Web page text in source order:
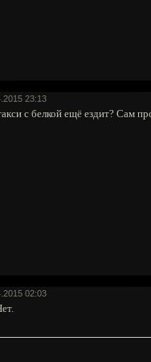
23:13
с белкой ещё ездит? Сам
02:03